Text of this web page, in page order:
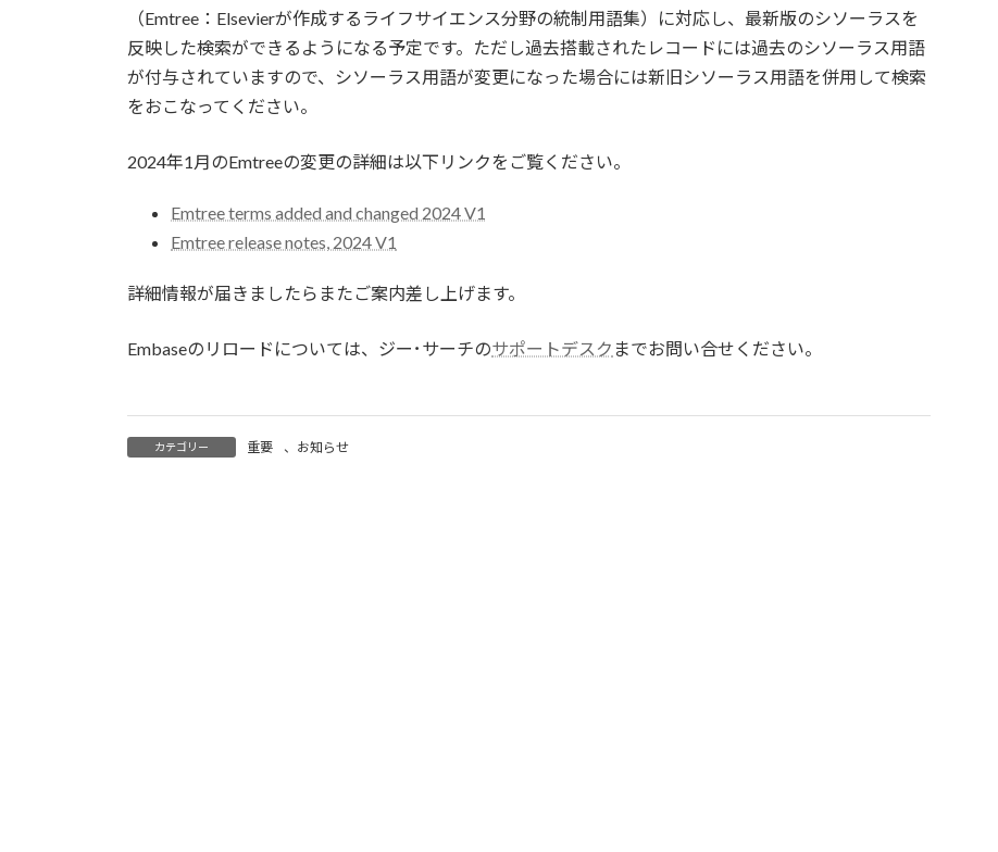
（Emtree：Elsevierが作成するライフサイエンス分野の統制用語集）に対応し、最新版のシソーラスを
反映した検索ができるようになる予定です。ただし過去搭載されたレコードには過去のシソーラス用語
が付与されていますので、シソーラス用語が変更になった場合には新旧シソーラス用語を併用して検索
をおこなってください。
2024年1月のEmtreeの変更の詳細は以下リンクをご覧ください。
Emtree terms added and changed 2024 V1
Emtree release notes, 2024 V1
詳細情報が届きましたらまたご案内差し上げます。
Embaseのリロードについては、ジー･サーチのサポートデスク までお問い合せください。
カテゴリー 重要 、 お知らせ